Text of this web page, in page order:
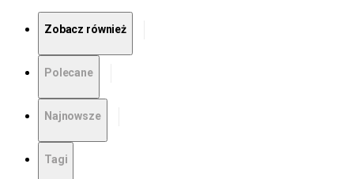
Zobacz również
Polecane
Najnowsze
Tagi